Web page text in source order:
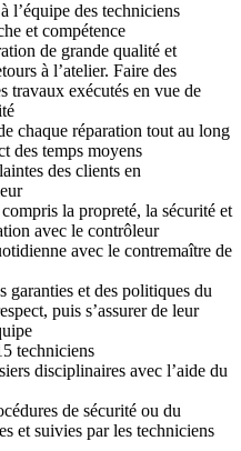
l’équipe des techniciens
et compétence
de grande qualité et
à l’atelier. Faire des
travaux exécutés en vue de
chaque réparation tout au long
des temps moyens
des clients en
la propreté, la sécurité et
avec le contrôleur
avec le contremaître de
garanties et des politiques du
puis s’assurer de leur
techniciens
disciplinaires avec l’aide du
de sécurité ou du
et suivies par les techniciens